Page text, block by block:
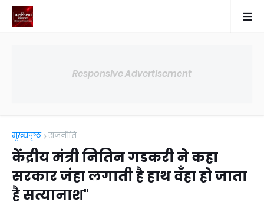
Responsive Advertisement
मुख्यपृष्ठ राजनीति
केंद्रीय मंत्री नितिन गडकरी ने कहा
सरकार जंहा लगाती है हाथ वँहा हो जाता
है सत्यानाश"